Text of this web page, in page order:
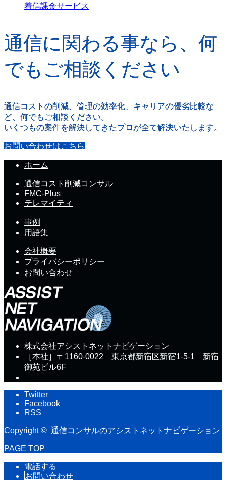
着信課金サービス
通信に関わる事なら、何
でもご相談ください
通信コストの削減、管理の効率化、キャリアの優劣比較な
ど、何でもご相談ください。
いくつもの案件を解決してきたプロが全て解決いたします。
お問い合わせはこちら
ホーム
通信コスト削減コンサル
FMC-Plus
テレマイティ
事例
用語集
会社概要
プライバシーポリシー
お問い合わせ
株式会社アシストネットナビゲーション
［本社］〒1160-0022 東京都新宿区新宿1-5-1 新宿
御苑ビル6F
Twitter
Facebook
RSS
Copyright © 通信コンサルのアシストネットナビゲーション
PAGE TOP
電話する
お問い合わせ